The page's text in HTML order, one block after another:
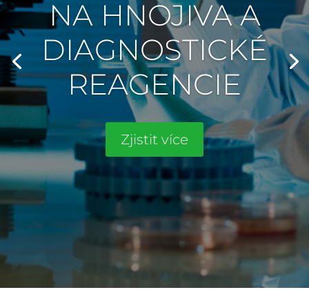
NA HNOJIVA A
DIAGNOSTICKÉ
REAGENCIE
Zjistit více